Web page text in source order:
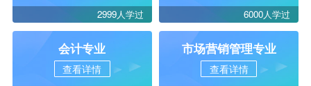
2999人学过 6000人学过
会计专业
查看详情
市场营销管理专业
查看详情